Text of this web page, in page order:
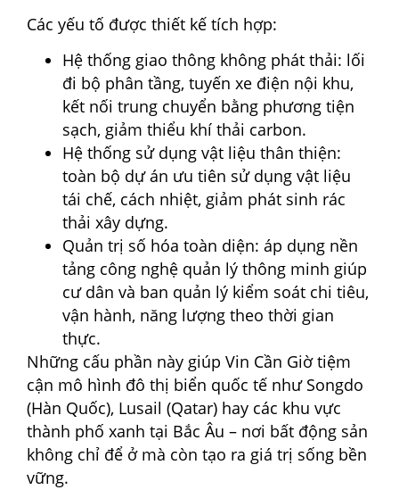
Các yếu tố được thiết kế tích hợp:
Hệ thống giao thông không phát thải: lối
đi bộ phân tầng, tuyến xe điện nội khu,
kết nối trung chuyển bằng phương tiện
sạch, giảm thiểu khí thải carbon.
Hệ thống sử dụng vật liệu thân thiện:
toàn bộ dự án ưu tiên sử dụng vật liệu
tái chế, cách nhiệt, giảm phát sinh rác
thải xây dựng.
Quản trị số hóa toàn diện: áp dụng nền
tảng công nghệ quản lý thông minh giúp
cư dân và ban quản lý kiểm soát chi tiêu,
vận hành, năng lượng theo thời gian
thực.
Những cấu phần này giúp Vin Cần Giờ tiệm
cận mô hình đô thị biển quốc tế như Songdo
(Hàn Quốc), Lusail (Qatar) hay các khu vực
thành phố xanh tại Bắc Âu – nơi bất động sản
không chỉ để ở mà còn tạo ra giá trị sống bền
vững.